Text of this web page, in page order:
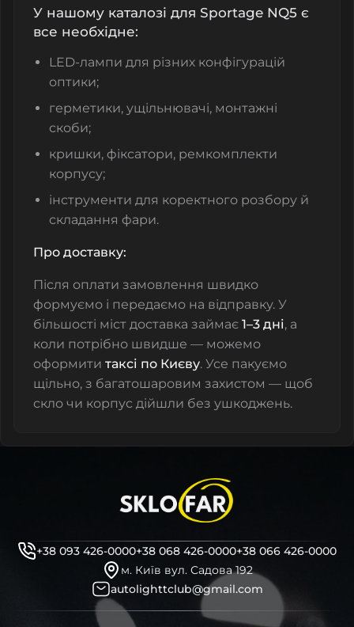
У нашому каталозі для Sportage NQ5 є
все необхідне:
LED-лампи для різних конфігурацій
оптики;
герметики, ущільнювачі, монтажні
скоби;
кришки, фіксатори, ремкомплекти
корпусу;
інструменти для коректного розбору й
складання фари.
Про доставку:
Після оплати замовлення швидко
формуємо і передаємо на відправку. У
більшості міст доставка займає 1–3 дні, а
коли потрібно швидше — можемо
оформити таксі по Києву. Усе пакуємо
щільно, з багатошаровим захистом — щоб
скло чи корпус дійшли без ушкоджень.
+38 093 426-0000+38 068 426-0000+38 066 426-0000
м. Київ вул. Садова 192
autolighttclub@gmail.com